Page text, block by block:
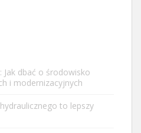
dbać o środowisko
i modernizacyjnych
to lepszy